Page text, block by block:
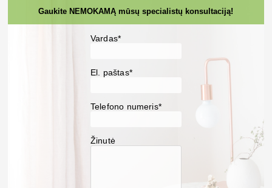
Gaukite NEMOKAMĄ mūsų specialistų konsultaciją!
Vardas*
El. paštas*
Telefono numeris*
Žinutė